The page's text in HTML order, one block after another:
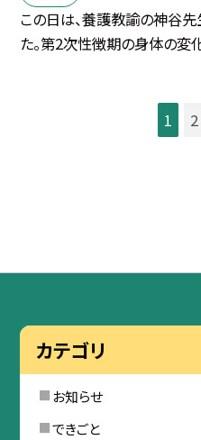
この日は、養護教諭の神谷
た。第2次性徴期の身体の変
1 2
カテゴリ
お知らせ
できごと